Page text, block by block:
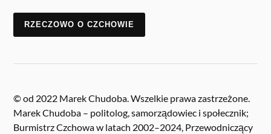
RZECZOWO O CZCHOWIE
© od 2022 Marek Chudoba. Wszelkie prawa zastrzeżone.
Marek Chudoba – politolog, samorządowiec i społecznik;
Burmistrz Czchowa w latach 2002–2024, Przewodniczący